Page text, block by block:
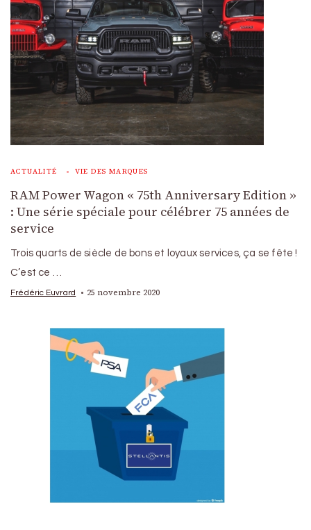
ACTUALITÉ VIE DES MARQUES
RAM Power Wagon « 75th Anniversary Edition »
: Une série spéciale pour célébrer 75 années de
service
Trois quarts de siècle de bons et loyaux services, ça se fête !
C’est ce …
Frédéric Euvrard 25 novembre 2020